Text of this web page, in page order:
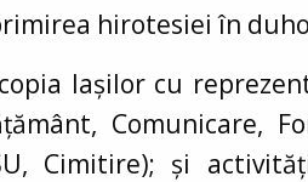
hirotesiei în
Iașilor cu
Comunicare,
Cimitire); și